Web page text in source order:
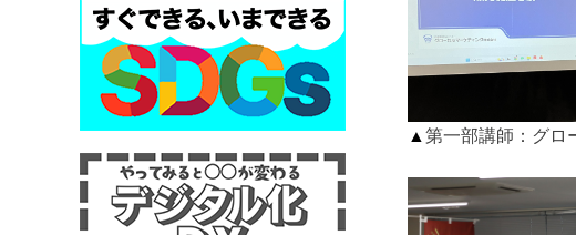
▲ 第一部講師：グロ